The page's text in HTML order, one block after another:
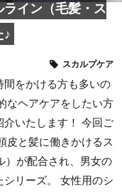
イン（毛髪・ス
♪
スカルプケア
間をかける方も多いの
なヘアケアをしたい方
介いたします！ 今回ご
皮と髪に働きかけるス
）が配合され、男女の
リーズ。 女性用のシ